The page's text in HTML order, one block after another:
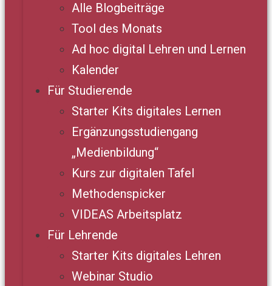
Alle Blogbeiträge
Tool des Monats
Ad hoc digital Lehren und Lernen
Kalender
Für Studierende
Starter Kits digitales Lernen
Ergänzungsstudiengang
„Medienbildung“
Kurs zur digitalen Tafel
Methodenspicker
VIDEAS Arbeitsplatz
Für Lehrende
Starter Kits digitales Lehren
Webinar Studio